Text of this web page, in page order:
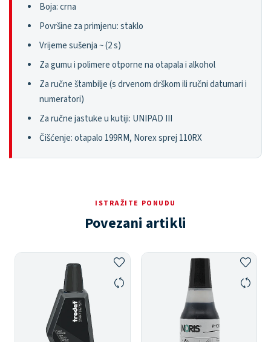
Boja: crna
Površine za primjenu: staklo
Vrijeme sušenja ~ (2 s)
Za gumu i polimere otporne na otapala i alkohol
Za ručne štambilje (s drvenom drškom ili ručni datumari i
numeratori)
Za ručne jastuke u kutiji: UNIPAD III
Čišćenje: otapalo 199RM, Norex sprej 110RX
ISTRAŽITE PONUDU
Povezani artikli